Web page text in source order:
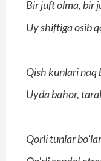
Bir juft olma, bir
Uy shiftiga osib
Qish kunlari naq
Uyda bahor,
Qorli tunlar